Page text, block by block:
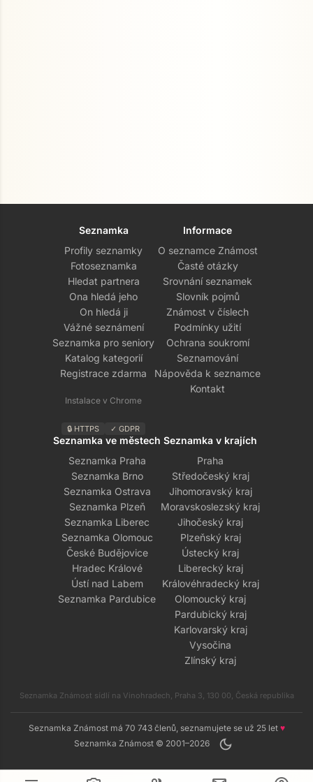
Seznamka
Profily seznamky
Fotoseznamka
Hledat partnera
Ona hledá jeho
On hledá ji
Vážné seznámení
Seznamka pro seniory
Katalog kategorií
Registrace zdarma
Instalace v Chrome
🔒 HTTPS ✓ GDPR
Informace
O seznamce Známost
Časté otázky
Srovnání seznamek
Slovník pojmů
Známost v číslech
Podmínky užití
Ochrana soukromí
Seznamování
Nápověda k seznamce
Kontakt
Seznamka ve městech
Seznamka Praha
Seznamka Brno
Seznamka Ostrava
Seznamka Plzeň
Seznamka Liberec
Seznamka Olomouc
České Budějovice
Hradec Králové
Ústí nad Labem
Seznamka Pardubice
Seznamka v krajích
Praha
Středočeský kraj
Jihomoravský kraj
Moravskoslezský kraj
Jihočeský kraj
Plzeňský kraj
Ústecký kraj
Liberecký kraj
Královéhradecký kraj
Olomoucký kraj
Pardubický kraj
Karlovarský kraj
Vysočina
Zlínský kraj
Seznamka Známost sídlí na Vinohradech, Praha 3, 130 00, Česká republika
Seznamka Známost má 70 743 členů, seznamujete se už 25 let ♥
Seznamka Známost © 2001–2026
dark_mode